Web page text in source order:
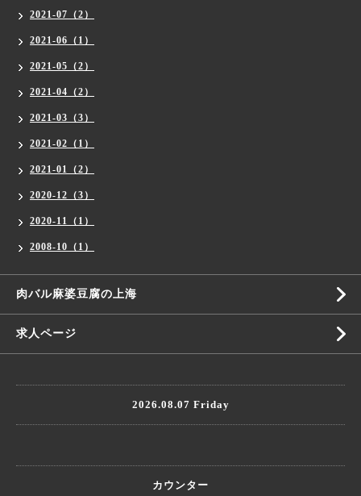
2021-07（2）
2021-06（1）
2021-05（2）
2021-04（2）
2021-03（3）
2021-02（1）
2021-01（2）
2020-12（3）
2020-11（1）
2008-10（1）
肉バル麻婆豆腐の上海
求人ページ
2026.08.07 Friday
カウンター